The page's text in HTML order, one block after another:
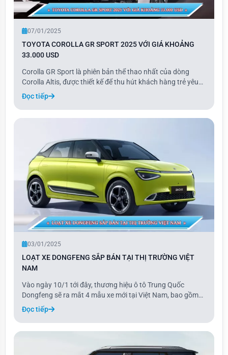
07/01/2025
TOYOTA COROLLA GR SPORT 2025 VỚI GIÁ KHOẢNG
33.000 USD
Corolla GR Sport là phiên bản thể thao nhất của dòng
Corolla Altis, được thiết kế để thu hút khách hàng trẻ yêu
thích cảm giác lái. Với những tinh chỉnh nhẹ về thiết kế, cải
tiến hệ thống treo và hiệu chỉnh ECU, Corolla GR Sport
không chỉ mang vẻ ngoài th
Đọc tiếp
03/01/2025
LOẠT XE DONGFENG SẮP BÁN TẠI THỊ TRƯỜNG VIỆT
NAM
Vào ngày 10/1 tới đây, thương hiệu ô tô Trung Quốc
Dongfeng sẽ ra mắt 4 mẫu xe mới tại Việt Nam, bao gồm
Box, E70, Mage và Huge. Là thương hiệu mới nhất gia
nhập thị trường ô tô Việt Nam, Dongfeng mang đến các
dòng xe nhập khẩu hoàn toàn từ Trung Quốc. Ba
Đọc tiếp